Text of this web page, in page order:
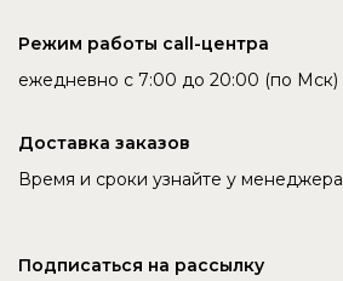
Режим работы call-центра
ежедневно с 7:00 до 20:00 (по Мск)
Доставка заказов
Время и сроки узнайте у менеджера
Подписаться на рассылку